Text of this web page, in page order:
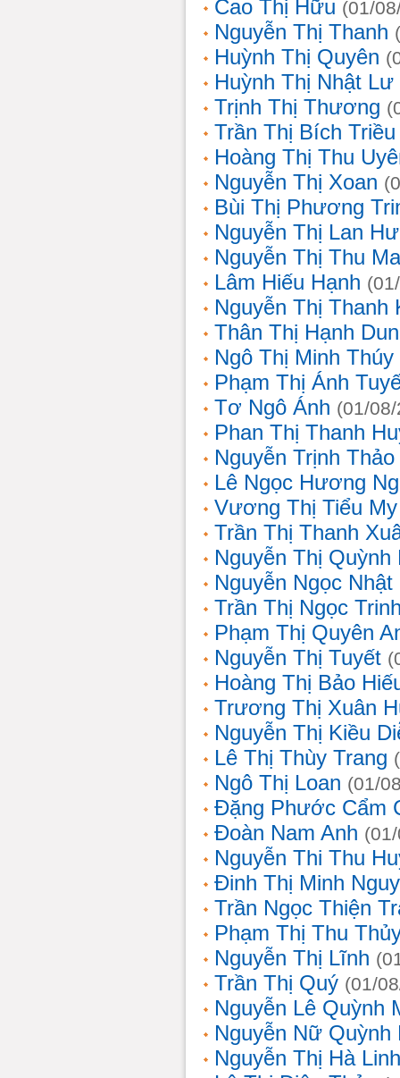
Cao Thị Hữu (01/
Nguyễn Thị Thanh
Huỳnh Thị Quyên
Huỳnh Thị Nhật Lư
Trịnh Thị Thương
Trần Thị Bích Triều
Hoàng Thị Thu
Nguyễn Thị Xoan
Bùi Thị Phương
Nguyễn Thị Lan
Nguyễn Thị Thu
Lâm Hiếu Hạnh
Nguyễn Thị Thanh
Thân Thị Hạnh
Ngô Thị Minh Thúy
Phạm Thị Ánh
Tơ Ngô Ánh (01/
Phan Thị Thanh
Nguyễn Trịnh
Lê Ngọc Hương
Vương Thị Tiểu My
Trần Thị Thanh
Nguyễn Thị Quỳnh
Nguyễn Ngọc Nhật
Trần Thị Ngọc
Phạm Thị Quyên
Nguyễn Thị Tuyết
Hoàng Thị Bảo
Trương Thị Xuân
Nguyễn Thị Kiều
Lê Thị Thùy Trang
Ngô Thị Loan (01/
Đặng Phước Cẩm
Đoàn Nam Anh
Nguyễn Thi Thu
Đinh Thị Minh
Trần Ngọc Thiện
Phạm Thị Thu
Nguyễn Thị Lĩnh
Trần Thị Quý (01/
Nguyễn Lê Quỳnh
Nguyễn Nữ
Nguyễn Thị Hà Linh